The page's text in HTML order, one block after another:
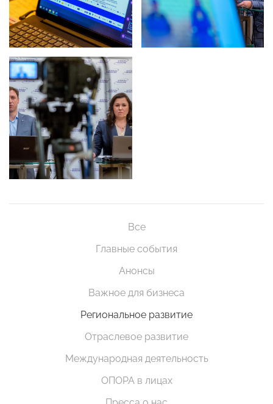
Все
Главные события
Анонсы
Важное для бизнеса
Региональное развитие
Отраслевое развитие
Международная деятельность
ОПОРА в лицах